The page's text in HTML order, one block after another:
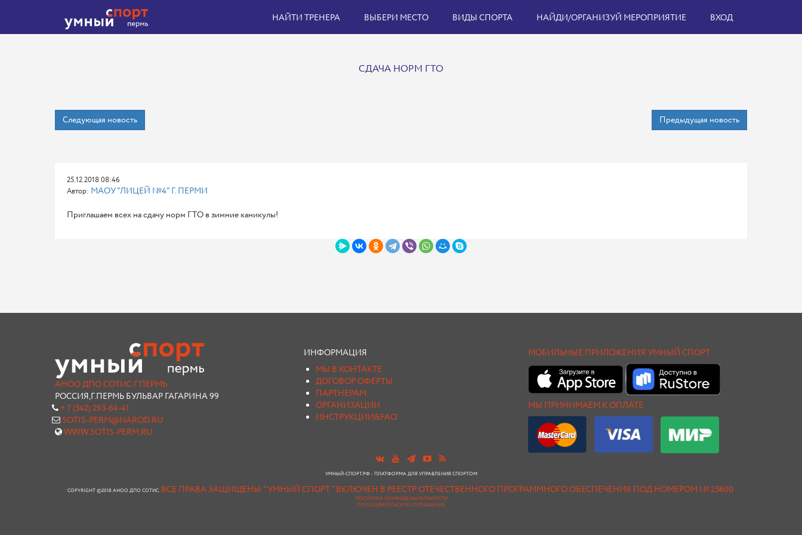
НАЙТИ ТРЕНЕРА ВЫБЕРИ МЕСТО ВИДЫ СПОРТА НАЙДИ/ОРГАНИЗУЙ МЕРОПРИЯТИЕ ВХОД
СДАЧА НОРМ ГТО
Следующая новость Предыдущая новость
25.12.2018 08:46
Автор: МАОУ "ЛИЦЕЙ №4" Г. ПЕРМИ
Приглашаем всех на сдачу норм ГТО в зимние каникулы!
АНОО ДПО СОТИС Г.ПЕРМЬ
РОССИЯ,Г.ПЕРМЬ БУЛЬВАР ГАГАРИНА 99
+ 7 (342) 293-64-41
SOTIS-PERM@NAROD.RU
WWW.SOTIS-PERM.RU
ИНФОРМАЦИЯ
МЫ В КОНТАКТЕ
ДОГОВОР ОФЕРТЫ
ПАРТНЕРАМ
ОРГАНИЗАЦИИ
ИНСТРУКЦИИ&FAQ
МОБИЛЬНЫЕ ПРИЛОЖЕНИЯ УМНЫЙ СПОРТ
МЫ ПРИНИМАЕМ К ОПЛАТЕ
УМНЫЙ-СПОРТ.РФ - ПЛАТФОРМА ДЛЯ УПРАВЛЕНИЯ СПОРТОМ
COPYRIGHT ©2018 АНОО ДПО СОТИС. ВСЕ ПРАВА ЗАЩИЩЕНЫ."УМНЫЙ СПОРТ " ВКЛЮЧЕН В РЕЕСТР ОТЕЧЕСТВЕННОГО ПРОГРАММНОГО ОБЕСПЕЧЕНИЯ ПОД НОМЕРОМ № 23600.
ПОЛИТИКА КОНФИДЕНЦИАЛЬНОСТИ
ПОЛЬЗОВАТЕЛЬСКОЕ СОГЛАШЕНИЕ